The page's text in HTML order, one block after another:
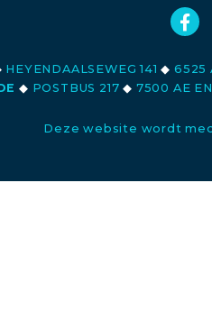
HEYENDAALSEWEG 141◆ 6525
◆ POSTBUS 217◆ 7500 AE
Deze website wordt